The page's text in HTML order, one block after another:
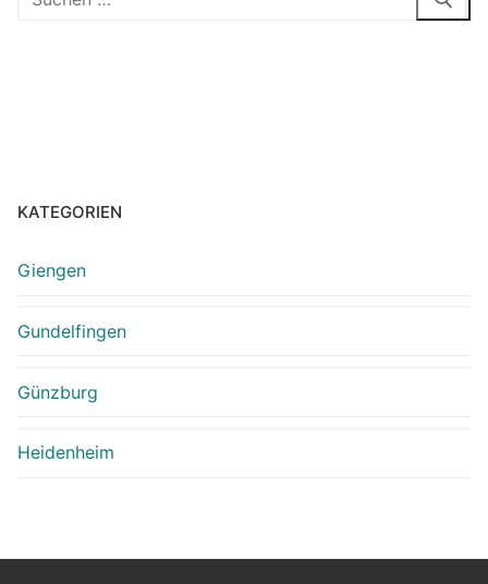
KATEGORIEN
Giengen
Gundelfingen
Günzburg
Heidenheim